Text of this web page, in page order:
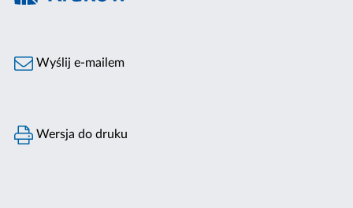
Wyślij e-mailem
Wersja do druku